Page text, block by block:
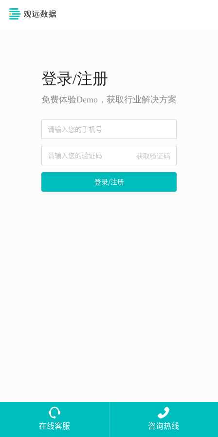
登录/注册
免费体验Demo，获取行业解决方案
获取验证码
登录/注册
在线客服 咨询热线